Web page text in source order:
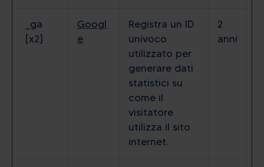
_ga
[x2]
Googl
e
Registra un ID
univoco
utilizzato per
generare dati
statistici su
come il
visitatore
utilizza il sito
internet.
2
anni